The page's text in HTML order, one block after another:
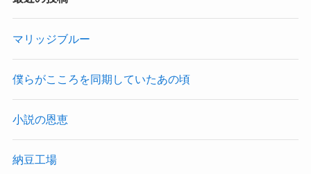
マリッジブルー
僕らがこころを同期していたあの頃
小説の恩恵
納豆工場